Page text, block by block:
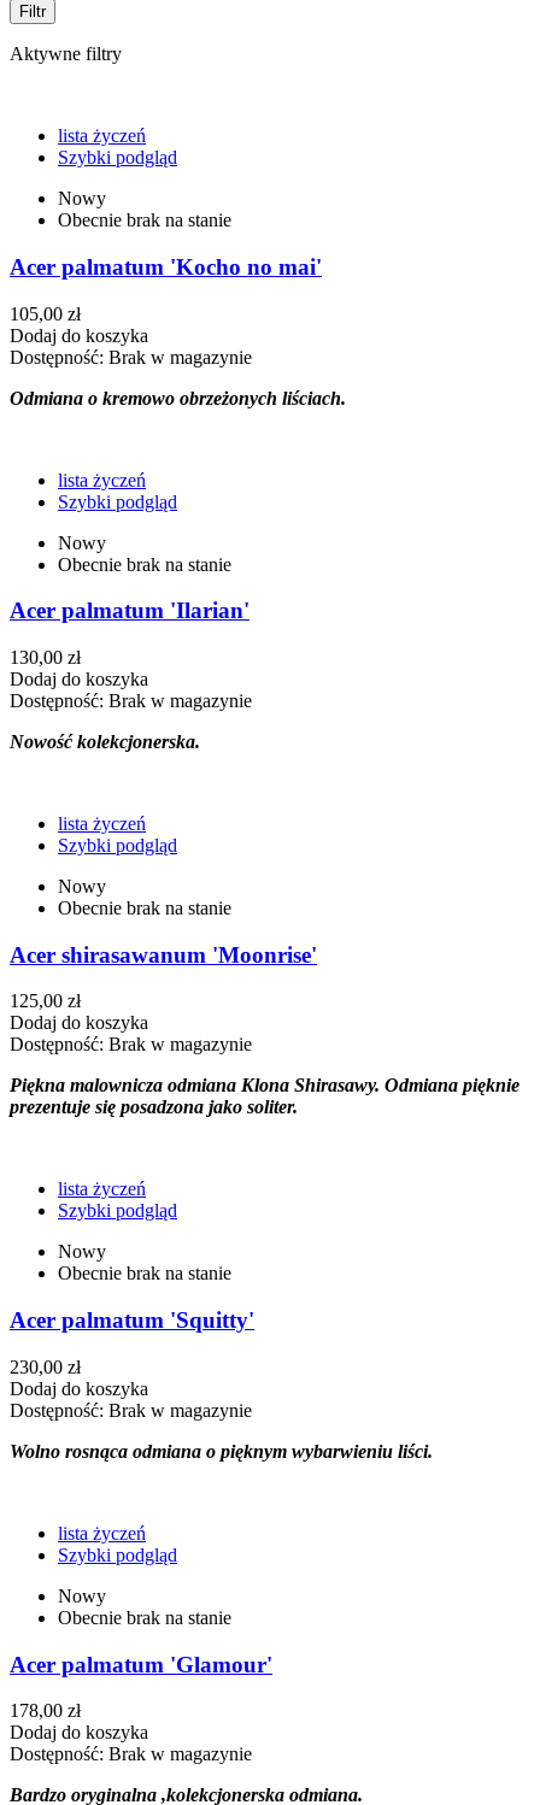
Filtr
Aktywne filtry
lista życzeń
Szybki podgląd
Nowy
Obecnie brak na stanie
Acer palmatum 'Kocho no mai'
105,00 zł
Dodaj do koszyka
Dostępność: Brak w magazynie
Odmiana o kremowo obrzeżonych liściach.
lista życzeń
Szybki podgląd
Nowy
Obecnie brak na stanie
Acer palmatum 'Ilarian'
130,00 zł
Dodaj do koszyka
Dostępność: Brak w magazynie
Nowość kolekcjonerska.
lista życzeń
Szybki podgląd
Nowy
Obecnie brak na stanie
Acer shirasawanum 'Moonrise'
125,00 zł
Dodaj do koszyka
Dostępność: Brak w magazynie
Piękna malownicza odmiana Klona Shirasawy. Odmiana pięknie
prezentuje się posadzona jako soliter.
lista życzeń
Szybki podgląd
Nowy
Obecnie brak na stanie
Acer palmatum 'Squitty'
230,00 zł
Dodaj do koszyka
Dostępność: Brak w magazynie
Wolno rosnąca odmiana o pięknym wybarwieniu liści.
lista życzeń
Szybki podgląd
Nowy
Obecnie brak na stanie
Acer palmatum 'Glamour'
178,00 zł
Dodaj do koszyka
Dostępność: Brak w magazynie
Bardzo oryginalna ,kolekcjonerska odmiana.